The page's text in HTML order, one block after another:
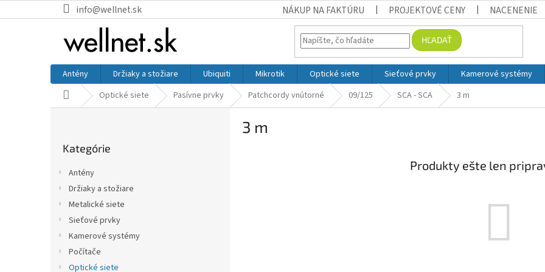
info@wellnet.sk NÁKUP NA FAKTÚRU PROJEKTOVÉ CENY NACENENIE
HĽADAŤ
Antény Držiaky a stožiare Ubiquiti Mikrotik Optické siete Sieťové prvky Kamerové systémy
Domov Optické siete Pasívne prvky Patchcordy vnútorné 09/125 SCA - SCA 3 m
Kategórie
Antény
Držiaky a stožiare
Metalické siete
Sieťové prvky
Kamerové systémy
Počítače
Optické siete
3 m
Produkty ešte len